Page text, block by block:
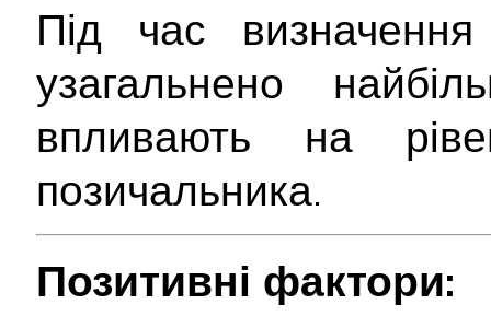
Під час визначення
узагальнено
впливають на
позичальника.
Позитивні фактори: